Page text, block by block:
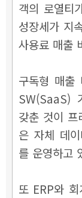
객의 로열티
성장세가 지
사용료 매출
구독형 매출
SW(SaaS)
갖춘 것이 프
은 자체 데
를 운영하고
또 ERP와